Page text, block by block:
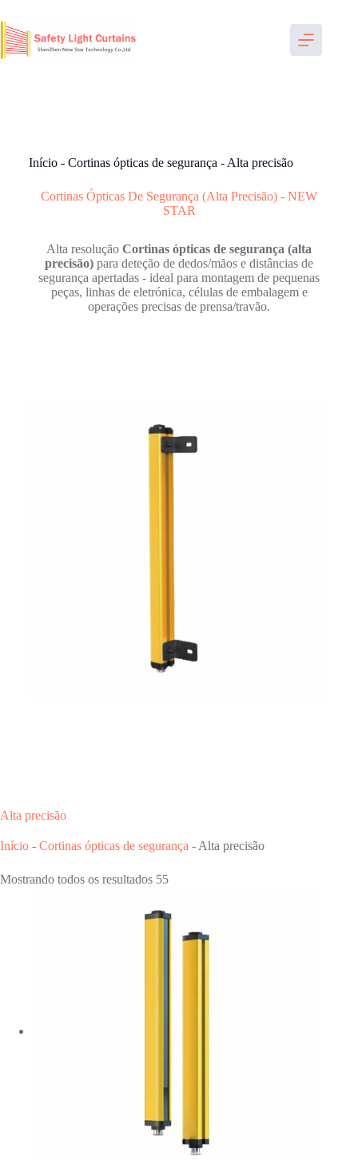
para
conteúdo
Início- Cortinas ópticas de segurança - Alta precisão
Cortinas Ópticas De Segurança (alta Precisão) - NEW
STAR
Alta resolução Cortinas ópticas de segurança (alta
precisão) para deteção de dedos/mãos e distâncias de
segurança apertadas - ideal para montagem de pequenas
peças, linhas de eletrónica, células de embalagem e
operações precisas de prensa/travão.
Alta precisão
Início - Cortinas ópticas de segurança - Alta precisão
Mostrando todos os resultados 55